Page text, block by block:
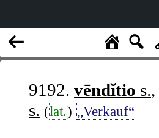
9192. vēndĭtio s.,
s. (lat.) „Verkauf“